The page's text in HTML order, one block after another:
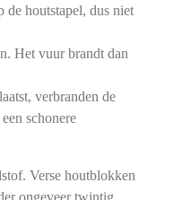
de houtstapel, dus niet
Het vuur brandt dan
verbranden de
schonere
Verse houtblokken
ongeveer twintig